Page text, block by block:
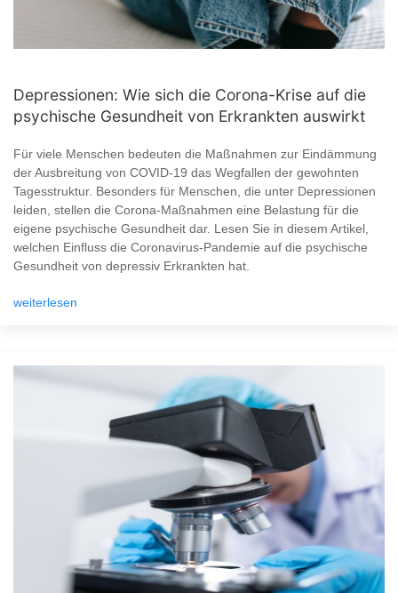
Depressionen: Wie sich die Corona-Krise auf die
psychische Gesundheit von Erkrankten auswirkt
Für viele Menschen bedeuten die Maßnahmen zur Eindämmung
der Ausbreitung von COVID-19 das Wegfallen der gewohnten
Tagesstruktur. Besonders für Menschen, die unter Depressionen
leiden, stellen die Corona-Maßnahmen eine Belastung für die
eigene psychische Gesundheit dar. Lesen Sie in diesem Artikel,
welchen Einfluss die Coronavirus-Pandemie auf die psychische
Gesundheit von depressiv Erkrankten hat.
weiterlesen